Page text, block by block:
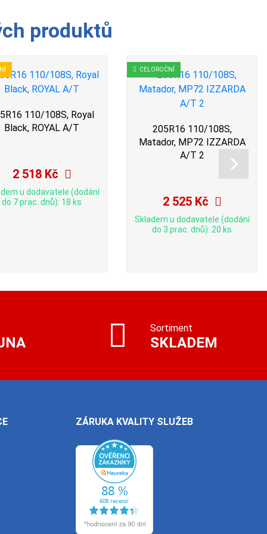
produktů
110/108S, Royal
Black, ROYAL A/T
2 518 Kč
u dodavatele (dodání
do 7 prac. dnů): 18 ks
CELOROČNÍ
205R16 110/108S,
Matador, MP72 IZZARDA
A/T 2
2 525 Kč
Skladem u dodavatele (dodání
do 3 prac. dnů): 20 ks
Sortiment
SKLADEM
ZÁRUKA KVALITY SLUŽEB